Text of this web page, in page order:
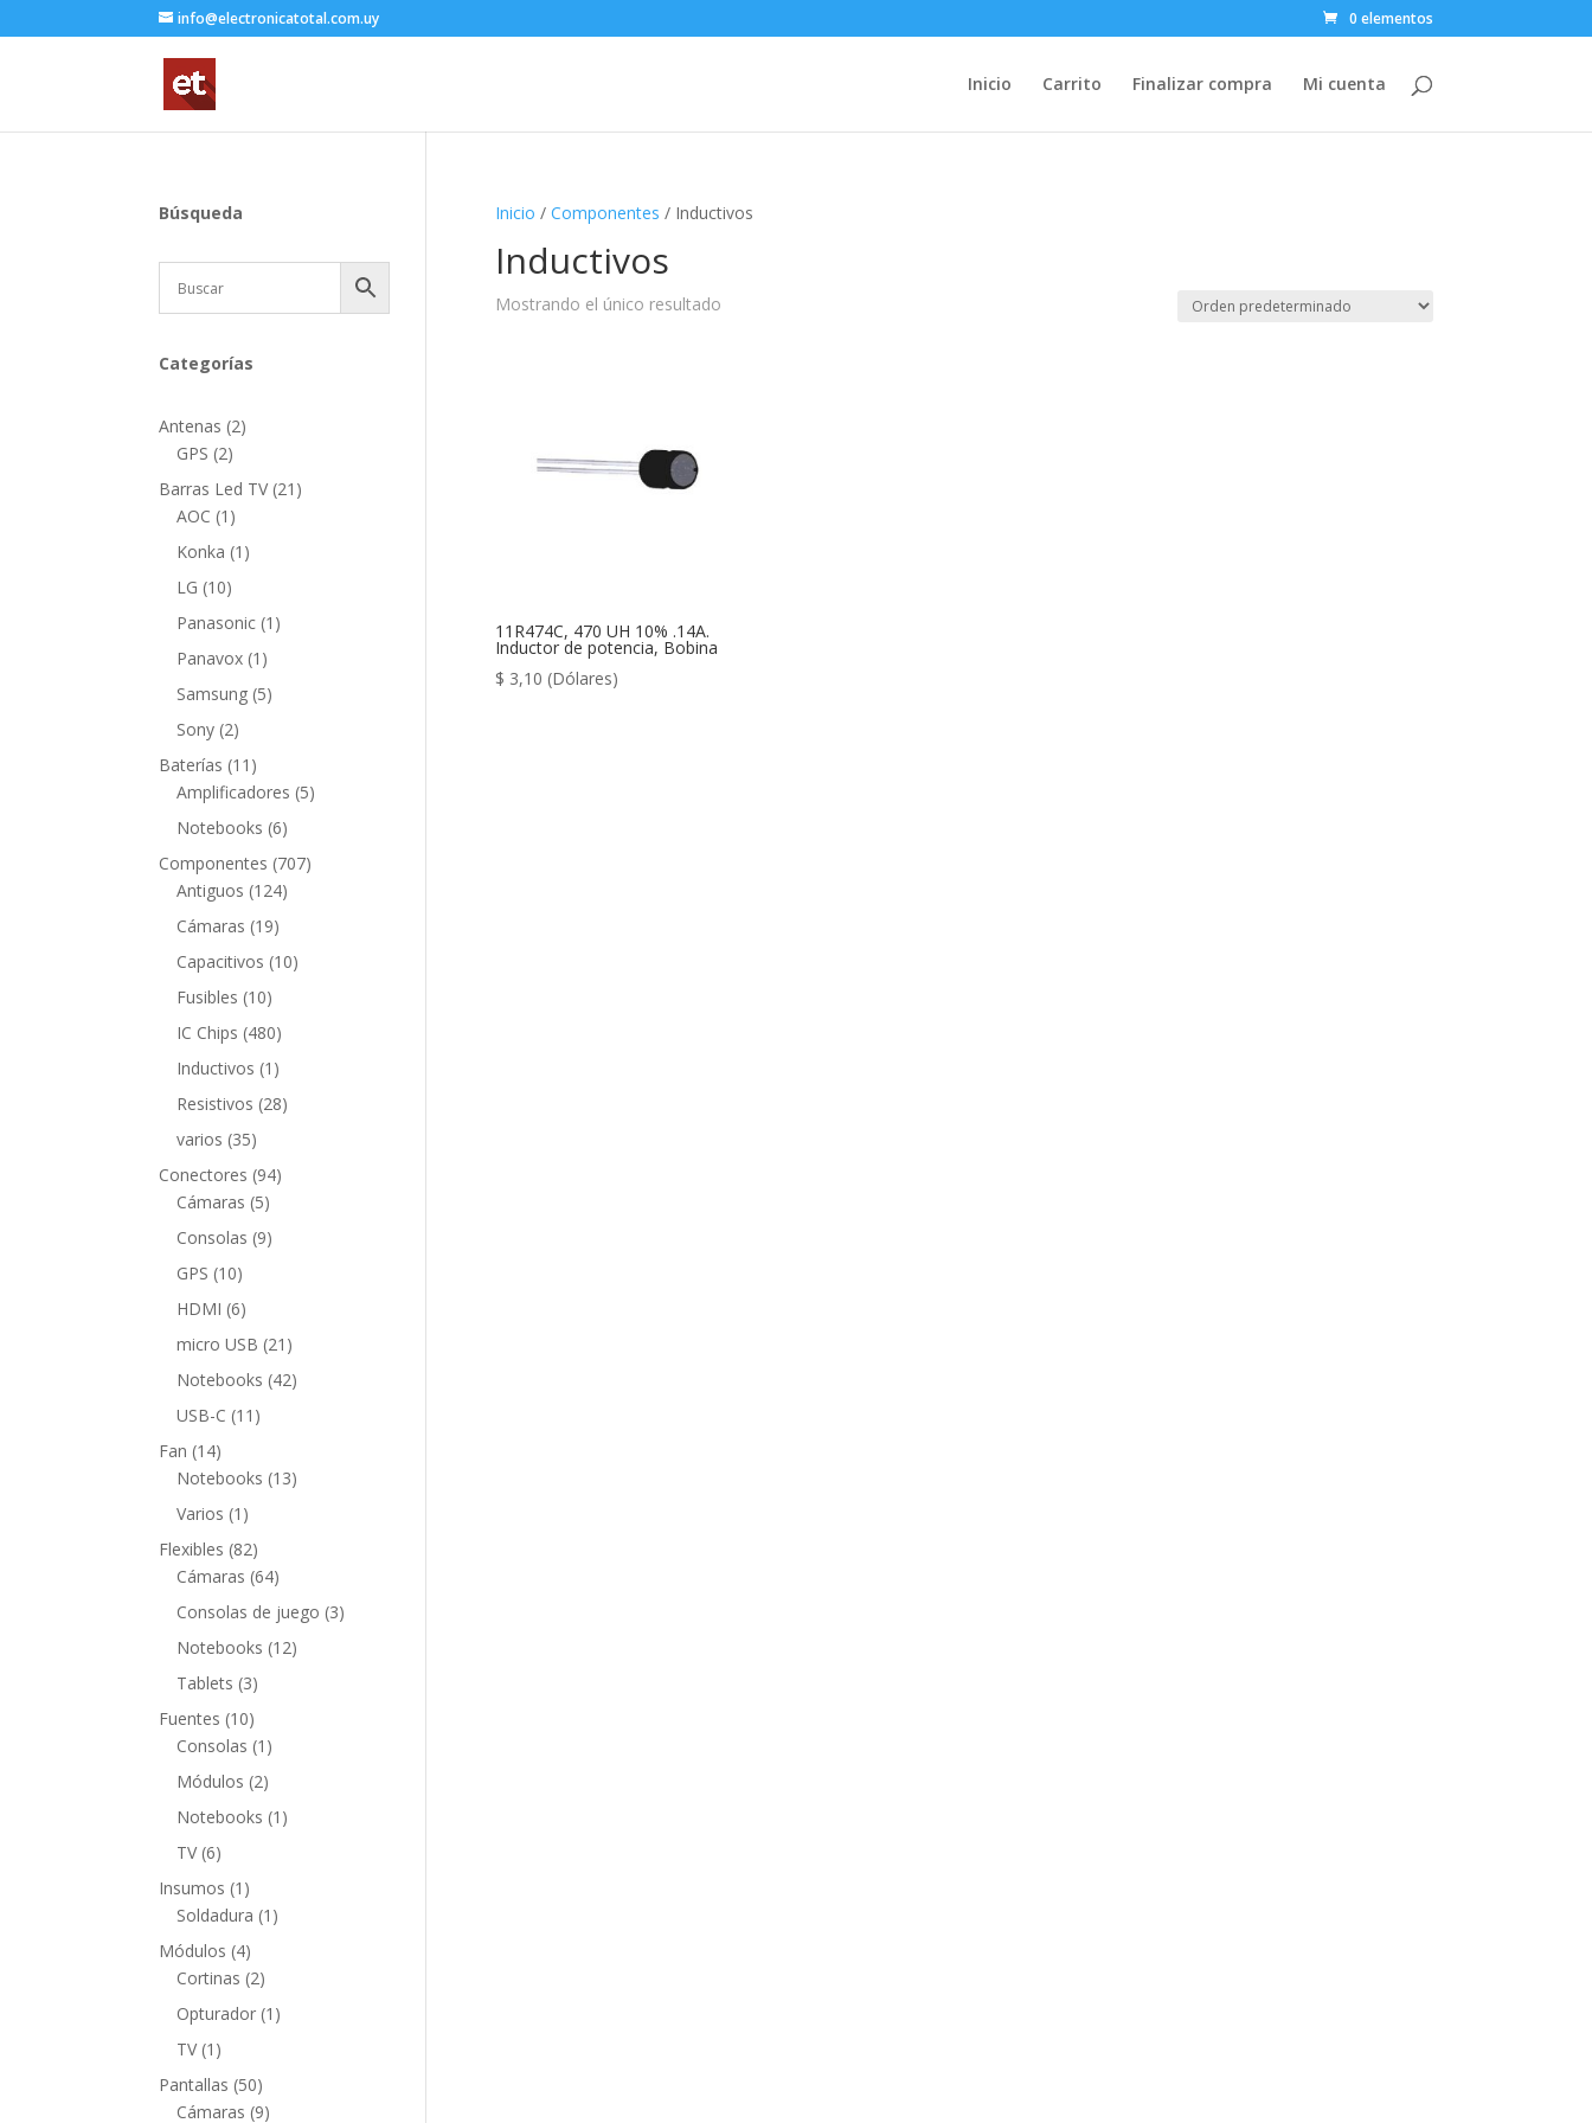
info@electronicatotal.com.uy 0 elementos
Inicio Carrito Finalizar compra Mi cuenta
Inicio / Componentes / Inductivos
Inductivos
Mostrando el único resultado
11R474C, 470 UH 10% .14A.
Inductor de potencia, Bobina
$ 3,10 (Dólares)
Búsqueda
Categorías
Antenas 22
GPS 22
productos
Barras Led TV 21 21
AOC 1 1
producto
Konka 1 1
LG 1010
productos
Panasonic 1 1
Panavox 1 1
producto
Samsung 55
Sony 22
productos
Baterías 11 11
productos
Amplificadores 55
Notebooks 66
productos
Componentes 707707
Antiguos 124124
Cámaras 1919
productos
Capacitivos 1010
Fusibles 1010
productos
IC Chips 480480
productos
Inductivos 1 1
producto
Resistivos 2828
varios 3535
productos
Conectores 9494
Cámaras 55
productos
Consolas 99
GPS 1010
productos
HDMI 66
productos
micro USB 21 21
productos
Notebooks 4242
USB-C 11 11
Fan 1414
productos
Notebooks 1313
Varios 1 1
producto
Flexibles 8282
productos
Cámaras 6464
productos
Consolas de juego 33
Notebooks 1212
Tablets 33
productos
Fuentes 1010
productos
Consolas 1 1
producto
Módulos 22
productos
Notebooks 1 1
TV 66
productos
Insumos 1 1
producto
Soldadura 1 1
Módulos 44
productos
Cortinas 22
productos
Opturador 1 1
TV 1 1
producto
Pantallas 5050
productos
Cámaras 99